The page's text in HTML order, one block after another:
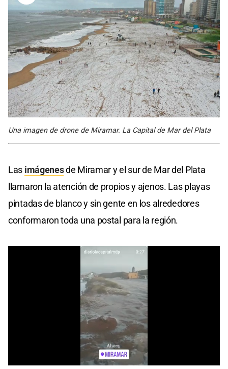
Una imagen de drone de Miramar. La Capital de Mar del Plata
Las imágenesde Miramar y el sur de Mar del Plata
llamaron la atención de propios y ajenos. Las playas
pintadas de blanco y sin gente en los alrededores
conformaron toda una postal para la región.